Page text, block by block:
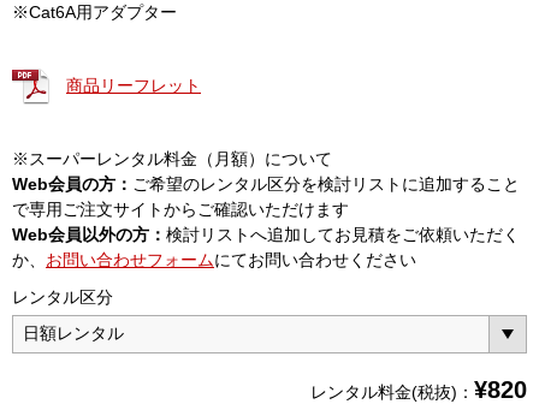
※Cat6A用アダプター
商品リーフレット
※スーパーレンタル料金（月額）について
Web会員の方： ご希望のレンタル区分を検討リストに追加すること
で専用ご注文サイトからご確認いただけます
Web会員以外の方： 検討リストへ追加してお見積をご依頼いただく
か、 お問い合わせフォームにてお問い合わせください
レンタル区分
レンタル料金(税抜)： ¥820